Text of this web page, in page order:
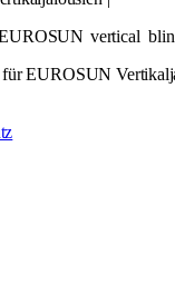
vertical
EUROSUN